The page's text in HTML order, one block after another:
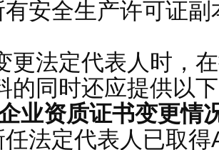
安全生产许可证副
更法定代表人时，
的同时还应提供以
业资质证书变更情
法定代表人已取得